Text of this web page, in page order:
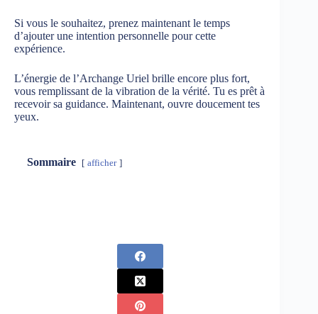
Si vous le souhaitez, prenez maintenant le temps
d’ajouter une intention personnelle pour cette
expérience.
L’énergie de l’Archange Uriel brille encore plus fort,
vous remplissant de la vibration de la vérité. Tu es prêt à
recevoir sa guidance. Maintenant, ouvre doucement tes
yeux.
Sommaire afficher